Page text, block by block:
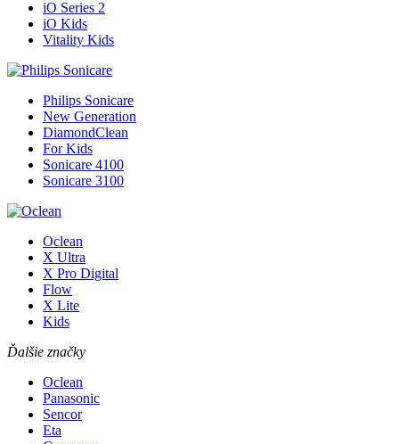
iO Series 2
iO Kids
Vitality Kids
Philips Sonicare
New Generation
DiamondClean
For Kids
Sonicare 4100
Sonicare 3100
Oclean
X Ultra
X Pro Digital
Flow
X Lite
Kids
Ďalšie značky
Oclean
Panasonic
Sencor
Eta